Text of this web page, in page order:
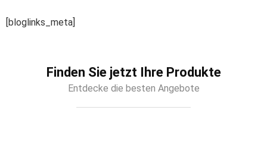
[bloglinks_meta]
Finden Sie jetzt Ihre Produkte
Entdecke die besten Angebote